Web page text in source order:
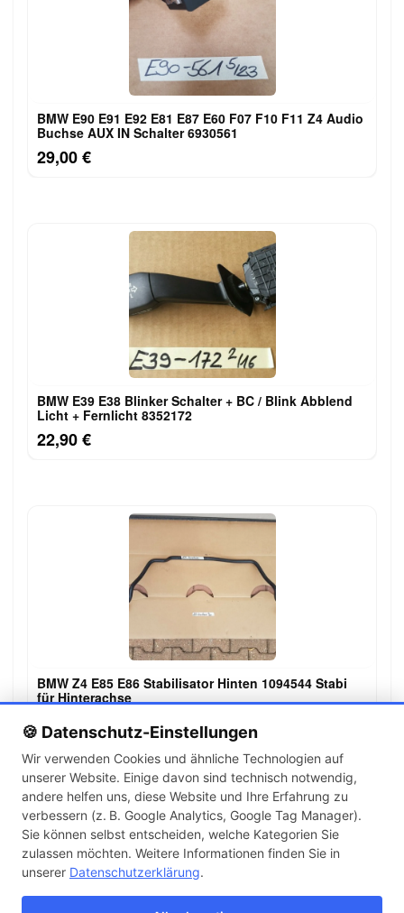
🍪 Datenschutz-Einstellungen
Wir verwenden Cookies und ähnliche Technologien auf
unserer Website. Einige davon sind technisch notwendig,
andere helfen uns, diese Website und Ihre Erfahrung zu
verbessern (z. B. Google Analytics, Google Tag Manager).
Sie können selbst entscheiden, welche Kategorien Sie
zulassen möchten. Weitere Informationen finden Sie in
unserer Datenschutzerklärung.
BMW E90 E91 E92 E81 E87 E60 F07 F10 F11 Z4 Audio
Buchse AUX IN Schalter 6930561
29,00 €
BMW E39 E38 Blinker Schalter + BC / Blink Abblend
Licht + Fernlicht 8352172
22,90 €
BMW Z4 E85 E86 Stabilisator Hinten 1094544 Stabi
für Hinterachse
69,00 €
← 1 2 3 … 142 →
Artikel pro Seite